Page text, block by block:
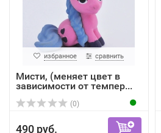
избранное сравнить
Мисти, (меняет цвет в
зависимости от темпер...
(0)
490 руб.